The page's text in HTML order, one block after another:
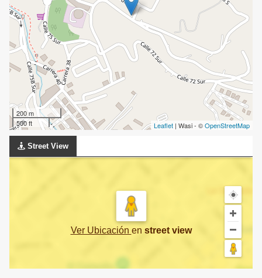
200 m
500 ft
Leaflet | Wasi - ©OpenStreetMap
Street View
Ver Ubicación en street view